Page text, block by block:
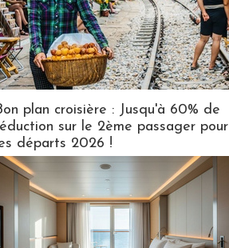
plan croisière : Jusqu'à 60% de
sur le 2ème passager pour
départs 2026 !